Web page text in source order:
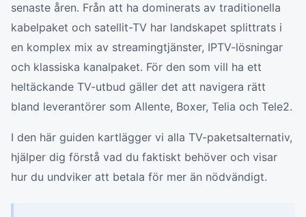
senaste åren. Från att ha dominerats av traditionella
kabelpaket och satellit-TV har landskapet splittrats i
en komplex mix av streamingtjänster, IPTV-lösningar
och klassiska kanalpaket. För den som vill ha ett
heltäckande TV-utbud gäller det att navigera rätt
bland leverantörer som Allente, Boxer, Telia och Tele2.
I den här guiden kartlägger vi alla TV-paketsalternativ,
hjälper dig förstå vad du faktiskt behöver och visar
hur du undviker att betala för mer än nödvändigt.